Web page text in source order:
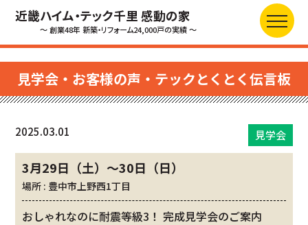
近畿ハイム・テック千里 感動の家
～ 創業48年 新築・リフォーム24,000戸の実績 ～
見学会・お客様の声・テックとくとく伝言板
2025.03.01 見学会
3月29日（土）～30日（日）
場所 : 豊中市上野西1丁目
おしゃれなのに耐震等級3！ 完成見学会のご案内